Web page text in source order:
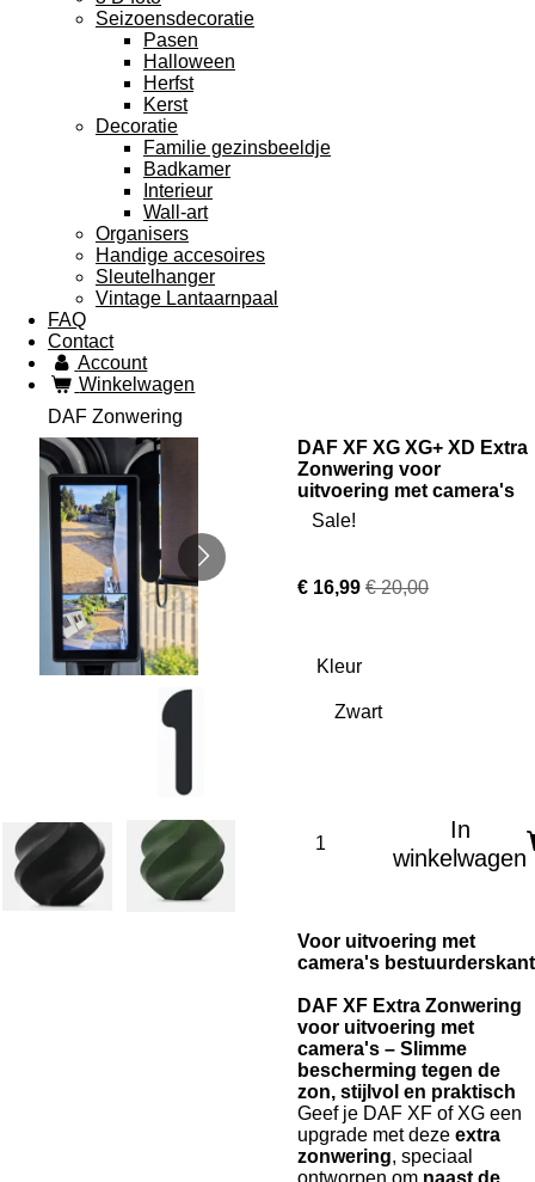
Seizoensdecoratie
Pasen
Halloween
Herfst
Kerst
Decoratie
Familie gezinsbeeldje
Badkamer
Interieur
Wall-art
Organisers
Handige accesoires
Sleutelhanger
Vintage Lantaarnpaal
FAQ
Contact
Account
Winkelwagen
DAF Zonwering
DAF XF XG XG+ XD Extra
Zonwering voor
uitvoering met camera's
Sale!
€ 16,99 € 20,00
Kleur
In
winkelwagen
Voor uitvoering met
camera's bestuurderskant
DAF XF Extra Zonwering
voor uitvoering met
camera's – Slimme
bescherming tegen de
zon, stijlvol en praktisch
Geef je DAF XF of XG een
upgrade met deze extra
zonwering, speciaal